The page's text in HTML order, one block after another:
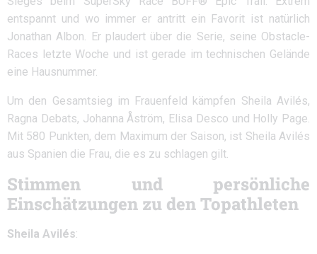
entspannt und wo immer er antritt ein Favorit ist natürlich
Jonathan Albon. Er plaudert über die Serie, seine Obstacle-
Races letzte Woche und ist gerade im technischen Gelände
eine Hausnummer.
Um den Gesamtsieg im Frauenfeld kämpfen Sheila Avilés,
Ragna Debats, Johanna Åström, Elisa Desco und Holly Page.
Mit 580 Punkten, dem Maximum der Saison, ist Sheila Avilés
aus Spanien die Frau, die es zu schlagen gilt.
Stimmen und persönliche
Einschätzungen zu den Topathleten
Sheila Avilés: